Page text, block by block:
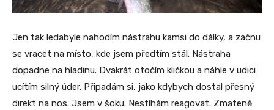
Jen tak ledabyle nahodím nástrahu kamsi do dálky, a začnu
se vracet na místo, kde jsem předtím stál. Nástraha
dopadne na hladinu. Dvakrát otočím kličkou a náhle v udici
ucítím silný úder. Připadám si, jako kdybych dostal přesný
direkt na nos. Jsem v šoku. Nestíhám reagovat. Zmateně